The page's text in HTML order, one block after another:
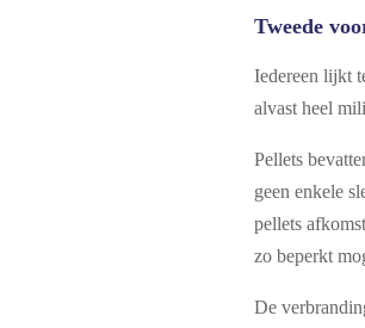
Tweede
Iedereen lijkt
alvast heel
Pellets
geen enkele
pellets
zo beperkt
De